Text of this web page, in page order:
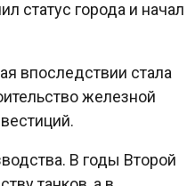
статус города и начал
впоследствии стала
железной
В годы Второй